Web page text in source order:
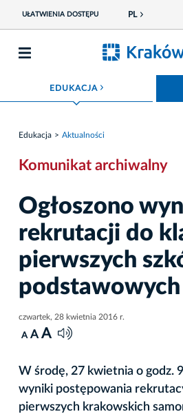
UŁATWIENIA DOSTĘPU PL
EDUKACJAROZWIŃ MENU
Edukacja Aktualności
Komunikat archiwalny
Ogłoszono
rekrutacji do
pierwszych
podstawowych
czwartek, 28 kwietnia 2016 r.
A A A
W środę, 27 kwietnia o godz.
wyniki postępowania
pierwszych krakowskich